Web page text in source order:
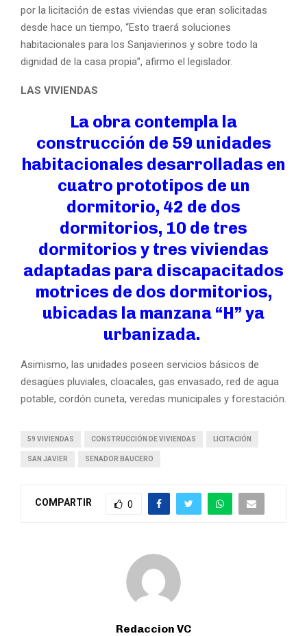
por la licitación de estas viviendas que eran solicitadas
desde hace un tiempo, “Esto traerá soluciones
habitacionales para los Sanjavierinos y sobre todo la
dignidad de la casa propia”, afirmo el legislador.
LAS VIVIENDAS
La obra contempla la
construcción de 59 unidades
habitacionales desarrolladas en
cuatro prototipos de un
dormitorio, 42 de dos
dormitorios, 10 de tres
dormitorios y tres viviendas
adaptadas para discapacitados
motrices de dos dormitorios,
ubicadas la manzana “H” ya
urbanizada.
Asimismo, las unidades poseen servicios básicos de
desagües pluviales, cloacales, gas envasado, red de agua
potable, cordón cuneta, veredas municipales y forestación.
59 VIVIENDAS CONSTRUCCIÓN DE VIVIENDAS LICITACIÓN
SAN JAVIER SENADOR BAUCERO
COMPARTIR 0
Redaccion VC